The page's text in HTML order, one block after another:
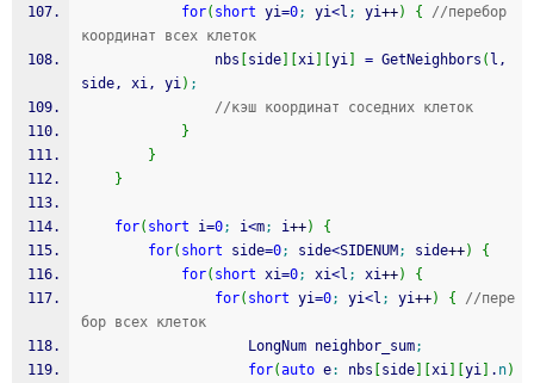
for( short yi=0; yi<l ; yi++) {
//перебор
координат всех клеток
                nbs
side xi yi = GetNeighbors ( l,
side, xi, yi) ;
//кэш координат соседних клеток
}
}
}
for( short i=0; i<m; i++)
{
for( short side=0; side<SIDENUM ; side++)
{
for( short xi=0; xi<l ; xi++)
{
for( short yi=0; yi<l ; yi++) {
//пере
бор всех клеток
                    LongNum neighbor_sum
;
for(auto e: nbs side xi yi . n)